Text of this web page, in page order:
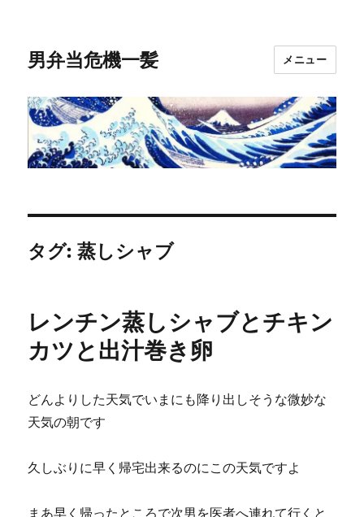
男弁当危機一髪 メニュー
タグ:蒸しシャブ
レンチン蒸しシャブとチキン
カツと出汁巻き卵
どんより した天気でいまにも降り出しそうな微妙な
天気の朝です
久しぶりに早く帰宅出来るのにこの天気ですよ
まあ早く帰ったところで次男を医者へ連れて行くと